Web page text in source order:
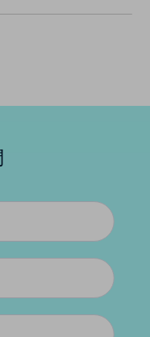
必要的信息，協助您選